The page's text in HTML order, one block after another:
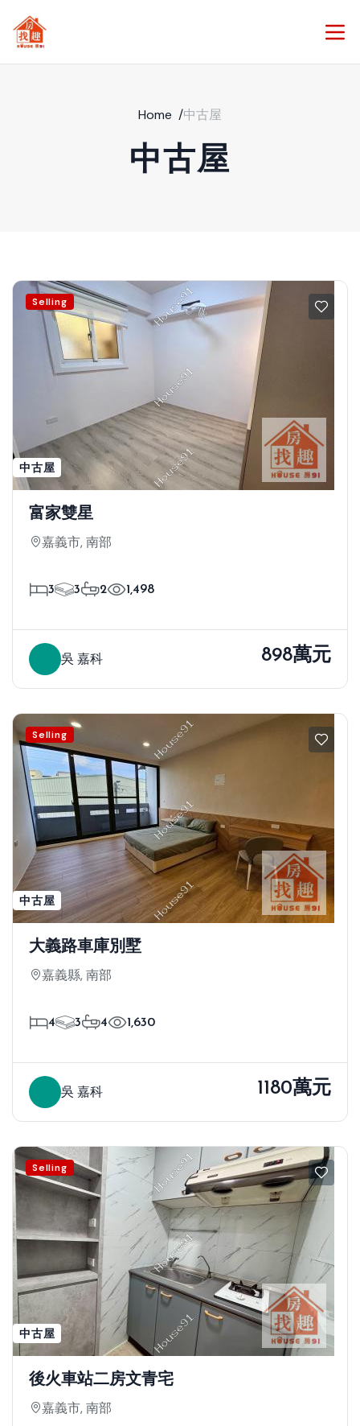
Home /中古屋
中古屋
Selling
中古屋
富家雙星
嘉義市, 南部
3 3 2 1,498
吳 嘉科 898萬元
Selling
中古屋
大義路車庫別墅
嘉義縣, 南部
4 3 4 1,630
吳 嘉科 1180萬元
Selling
中古屋
後火車站二房文青宅
嘉義市, 南部